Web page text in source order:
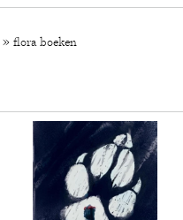
» flora boeken